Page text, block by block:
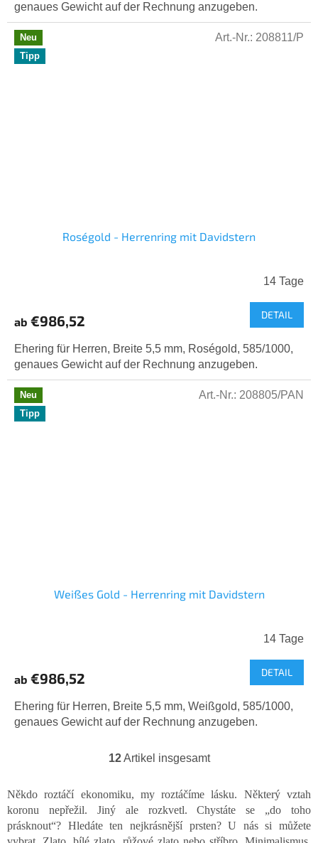
genaues Gewicht auf der Rechnung anzugeben.
Neu
Tipp
Roségold - Herrenring mit Davidstern
14 Tage
ab €986,52 DETAIL
Ehering für Herren, Breite 5,5 mm, Roségold, 585/1000,
genaues Gewicht auf der Rechnung anzugeben.
Art.-Nr.: 208811/P
Neu
Tipp
Weißes Gold - Herrenring mit Davidstern
14 Tage
ab €986,52 DETAIL
Ehering für Herren, Breite 5,5 mm, Weißgold, 585/1000,
genaues Gewicht auf der Rechnung anzugeben.
Art.-Nr.: 208805/PAN
S
e
u
e
r
12Artikel insgesamt
Někdo roztáčí ekonomiku, my roztáčíme lásku. Některý vztah
koronu nepřežil. Jiný ale rozkvetl. Chystáte se „do toho
prásknout“? Hledáte ten nejkrásnější prsten? U nás si můžete